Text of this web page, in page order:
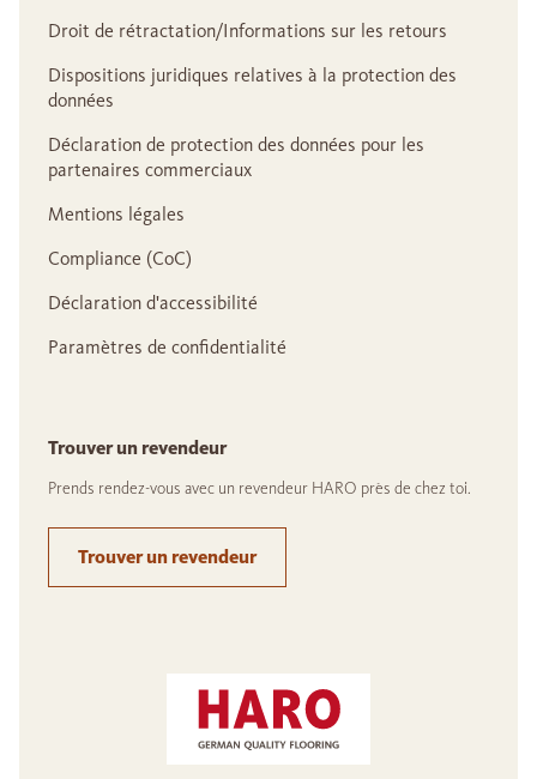
Droit de rétractation/Informations sur les retours
Dispositions juridiques relatives à la protection des
données
Déclaration de protection des données pour les
partenaires commerciaux
Mentions légales
Compliance (CoC)
Déclaration d'accessibilité
Paramètres de confidentialité
Trouver un revendeur
Prends rendez-vous avec un revendeur HARO près de chez toi.
Trouver un revendeur